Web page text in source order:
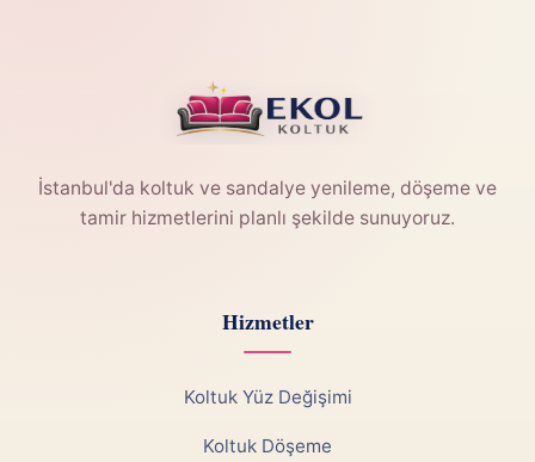
İstanbul'da koltuk ve sandalye yenileme, döşeme ve
tamir hizmetlerini planlı şekilde sunuyoruz.
Hizmetler
Koltuk Yüz Değişimi
Koltuk Döşeme